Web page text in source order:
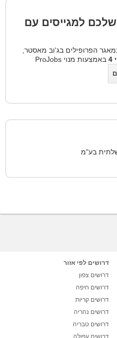
למגייסים עם
הפרופילים בג'וב מאסטר,
באמצעות מנוי ProJobs
בע"מ
דרושים לפי אזור
דרושים צפון
דרושים חיפה
דרושים קריות
דרושים נהריה
דרושים טבריה
דרושים עפולה